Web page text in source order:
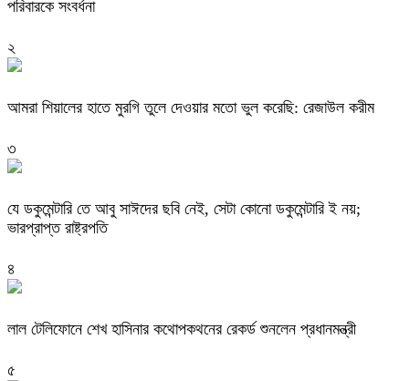
পরিবারকে সংবর্ধনা
২
‎আমরা শিয়ালের হাতে মুরগি তুলে দেওয়ার মতো ভুল করেছি: রেজাউল করীম
৩
যে ডকুমেন্টারি তে আবু সাঈদের ছবি নেই, সেটা কোনো ডকুমেন্টারি ই নয়;
ভারপ্রাপ্ত রাষ্ট্রপতি
৪
লাল টেলিফোনে শেখ হাসিনার কথোপকথনের রেকর্ড শুনলেন প্রধানমন্ত্রী
৫